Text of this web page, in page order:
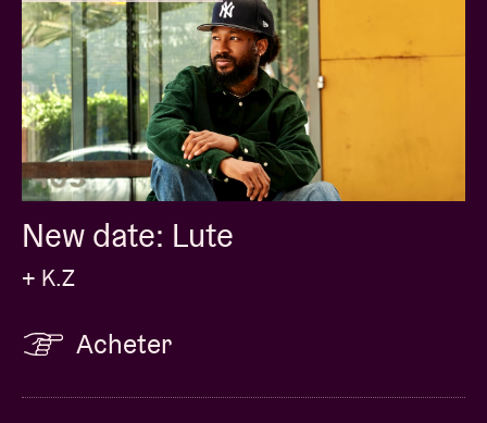
l’AB !
Concertpictures © Daria Miasoedova
New date: Lute
+ K.Z
Acheter